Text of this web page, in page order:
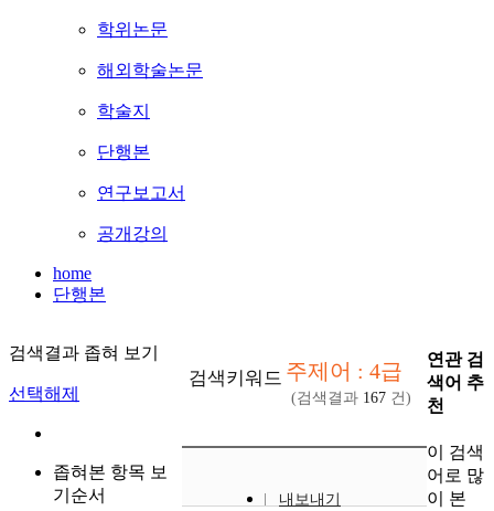
학위논문
해외학술논문
학술지
단행본
연구보고서
공개강의
home
단행본
검색결과 좁혀 보기
선택해제
좁혀본 항목 보
기순서
검색키워드 주제어 : 4급
(검색결과 167 건)
내보내기
연관 검
색어 추
천
이 검색
어로 많
이 본